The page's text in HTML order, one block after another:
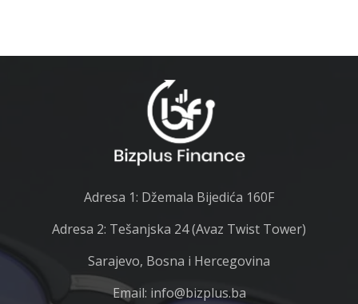
Adresa 1: Džemala Bijedića 160F
Adresa 2: Tešanjska 24 (Avaz Twist Tower)
Sarajevo, Bosna i Hercegovina
Email: info@bizplus.ba